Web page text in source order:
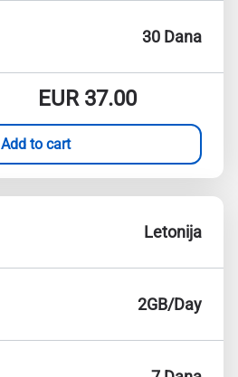
30 Dana
EUR37.00
Add to cart
Letonija
2GB/Day